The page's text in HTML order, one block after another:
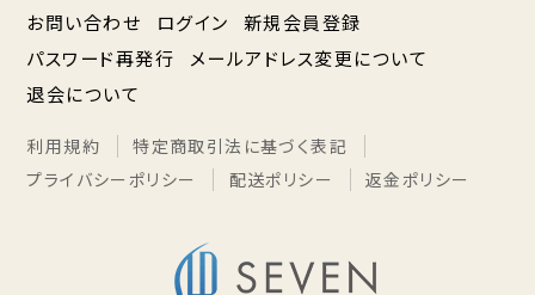
お問い合わせ
ログイン
新規会員登録
パスワード再発行
メールアドレス変更について
退会について
利用規約
特定商取引法に基づく表記
プライバシーポリシー
配送ポリシー 返金ポリシー